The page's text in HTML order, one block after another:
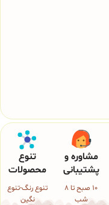
مشاوره و
پشتیبانی
10 صبح تا 8
شب
تنوع
محصولات
تنوع رنگ-تنوع
نگین